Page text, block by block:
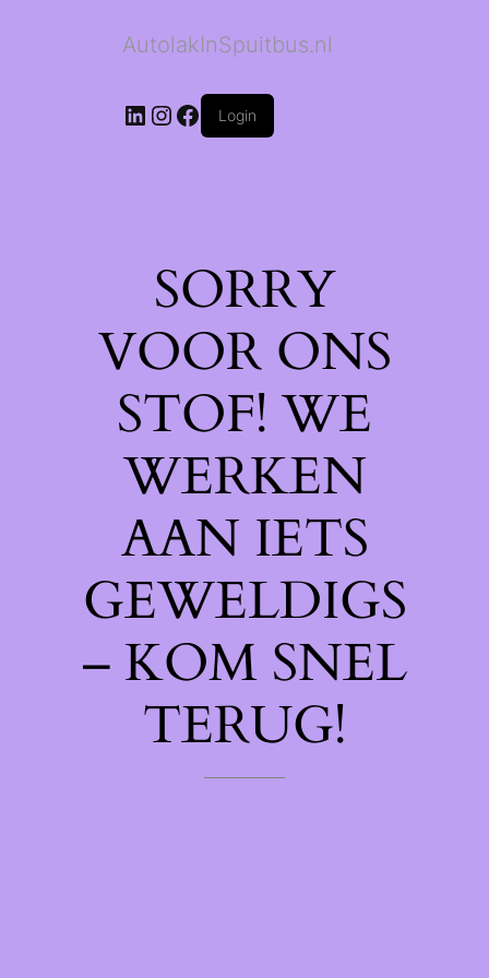
AutolakInSpuitbus.nl
LinkedIn
Instagram
Facebook
Login
SORRY
VOOR ONS
STOF! WE
WERKEN
AAN IETS
GEWELDIGS
– KOM SNEL
TERUG!